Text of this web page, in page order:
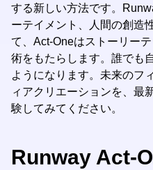
する新しい方法です。
ーテイメント、人間の創造
て、Act-Oneはストーリー
術をもたらします。誰でも
ようになります。未来のフ
ィアクリエーションを、最
験してみてください。
Runway Act-